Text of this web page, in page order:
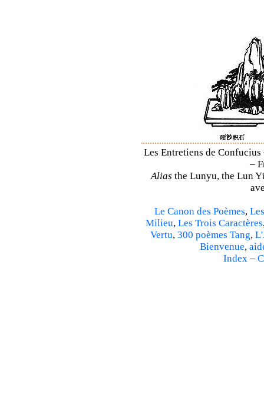
Les Entretiens de
–
Alias the Lunyu, the Lun
Le Canon des Poèmes,
Milieu, Les Trois Caractères
Vertu, 300 poèmes Tang,
Bienvenue,
Index –